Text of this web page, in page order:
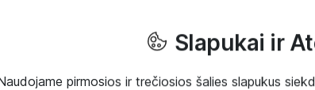
Slapukai ir
pirmosios ir trečiosios šalies slapukus